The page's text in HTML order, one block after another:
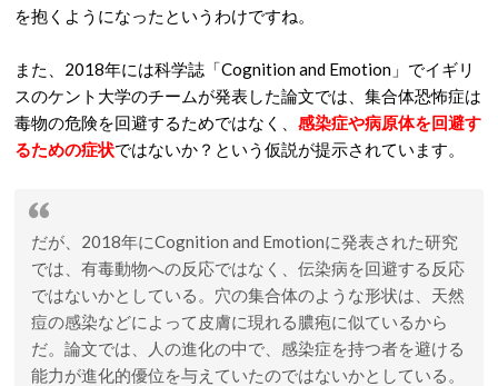
を抱くようになったというわけですね。
また、2018年には科学誌「Cognition and Emotion」でイギリ
スのケント大学のチームが発表した論文では、集合体恐怖症は
毒物の危険を回避するためではなく、 感染症や病原体を回避す
るための症状ではないか？という仮説が提示されています。
だが、2018年にCognition and Emotionに発表された研究
では、有毒動物への反応ではなく、伝染病を回避する反応
ではないかとしている。穴の集合体のような形状は、天然
痘の感染などによって皮膚に現れる膿疱に似ているから
だ。論文では、人の進化の中で、感染症を持つ者を避ける
能力が進化的優位を与えていたのではないかとしている。